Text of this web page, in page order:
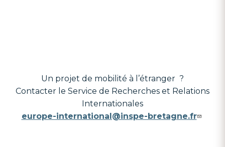
Un projet de mobilité à l’étranger ?
Contacter le Service de Recherches et Relations
Internationales
europe-international@inspe-bretagne.fr